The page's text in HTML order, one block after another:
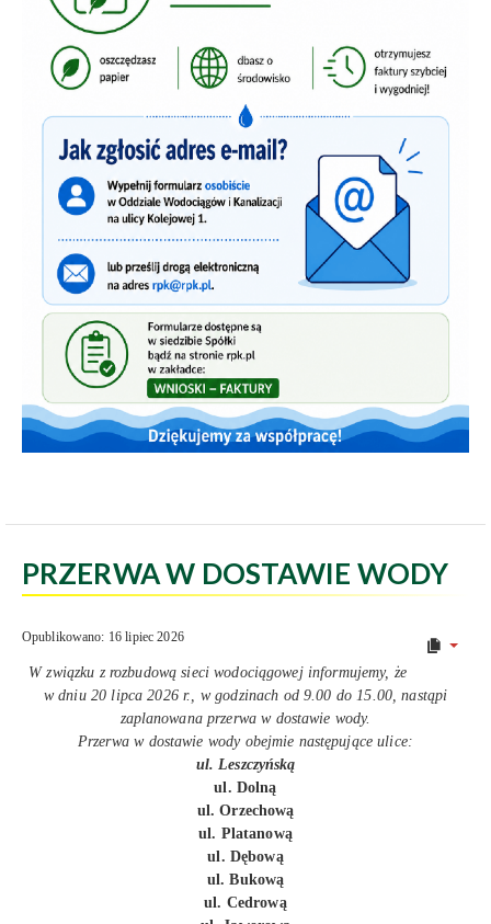
PRZERWA W DOSTAWIE WODY
Opublikowano: 16 lipiec 2026
W związku z rozbudową sieci wodociągowej informujemy, że
w dniu 20 lipca 2026 r., w godzinach od 9.00 do 15.00, nastąpi
zaplanowana przerwa w dostawie wody.
Przerwa w dostawie wody obejmie następujące ulice:
ul. Leszczyńską
ul. Dolną
ul. Orzechową
ul. Platanową
ul. Dębową
ul. Bukową
ul. Cedrową